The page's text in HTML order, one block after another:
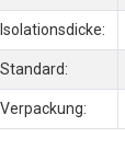
Isolationsdicke:
Standard:
Verpackung: